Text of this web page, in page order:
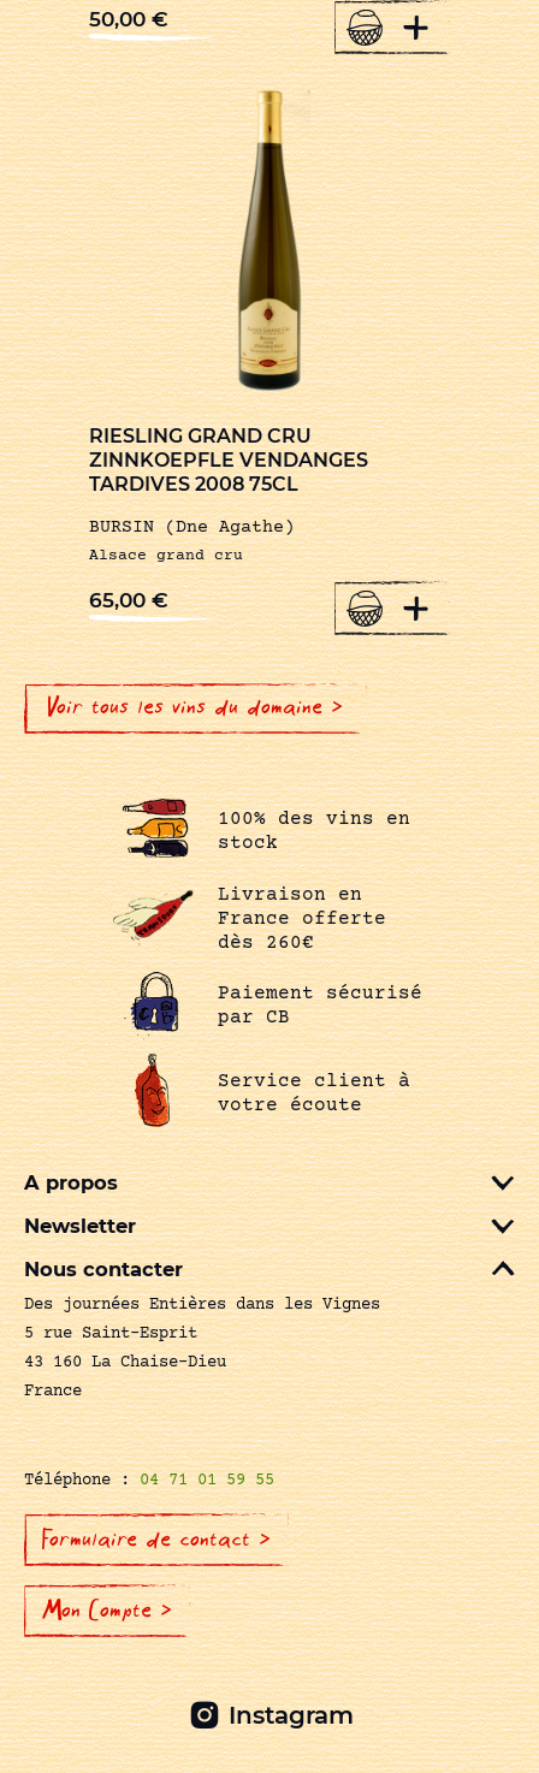
50,00€ +
RIESLING GRAND CRU
ZINNKOEPFLE VENDANGES
TARDIVES 2008 75CL
BURSIN (Dne Agathe)
Alsace grand cru
65,00€ +
Voir tous les vins du domaine >
100% des vins en
stock
Livraison en
France offerte
dès 260€
Paiement sécurisé
par CB
Service client à
votre écoute
A propos
Newsletter
Nous contacter
Des journées Entières dans les Vignes
5 rue Saint-Esprit
43 160 La Chaise-Dieu
France
Téléphone :04 71 01 59 55
Formulaire de contact >
Mon Compte >
Instagram